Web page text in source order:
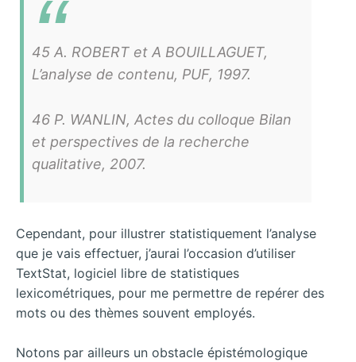
45 A. ROBERT et A BOUILLAGUET,
L’analyse de contenu, PUF, 1997.
46 P. WANLIN, Actes du colloque Bilan
et perspectives de la recherche
qualitative, 2007.
Cependant, pour illustrer statistiquement l’analyse
que je vais effectuer, j’aurai l’occasion d’utiliser
TextStat, logiciel libre de statistiques
lexicométriques, pour me permettre de repérer des
mots ou des thèmes souvent employés.
Notons par ailleurs un obstacle épistémologique